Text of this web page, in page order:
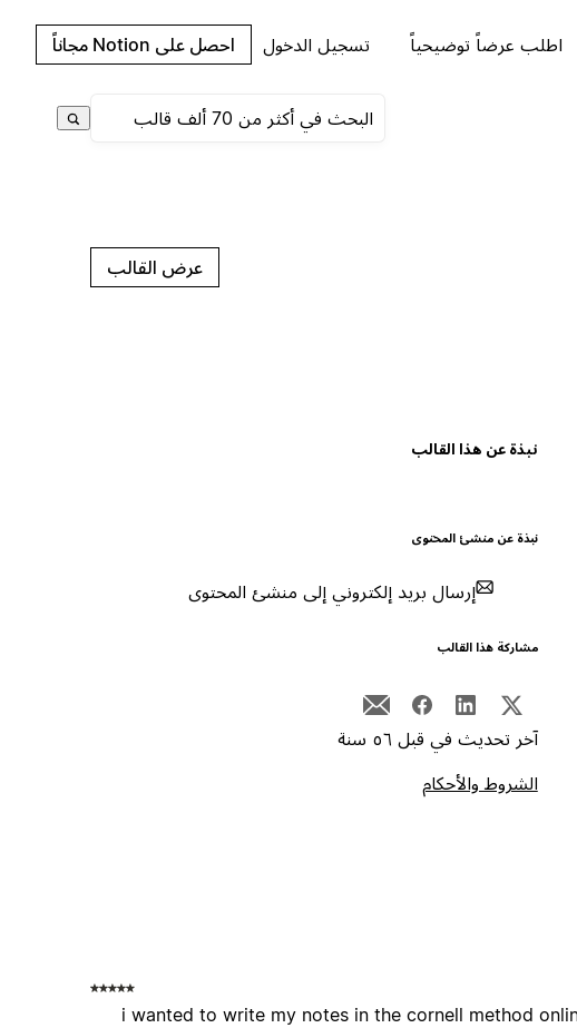
اطلب عرضاً توضيحياً تسجيل الدخول احصل على Notion مجاناً
عرض القالب
نبذة عن هذا القالب
نبذة عن منشئ المحتوى
إرسال بريد إلكتروني إلى منشئ المحتوى
مشاركة هذا القالب
آخر تحديث في قبل ٥٦ سنة
الشروط والأحكام
i wanted to write my notes in the cornell method